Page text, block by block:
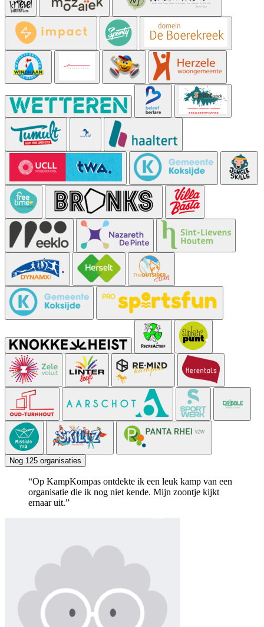
Nog 125 organisaties
“Op KampKompas ontdekte ik een leuk kamp van een
organisatie die ik nog niet kende. Mijn zoontje kijkt
ernaar uit.”